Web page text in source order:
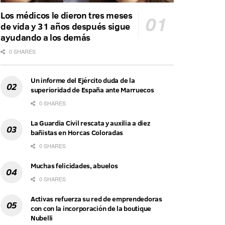
Los médicos le dieron tres meses
de vida y 31 años después sigue
ayudando a los demás
0 SHARES
Un informe del Ejército duda de la
superioridad de España ante Marruecos
0 SHARES
La Guardia Civil rescata y auxilia a diez
bañistas en Horcas Coloradas
0 SHARES
Muchas felicidades, abuelos
0 SHARES
Activas refuerza su red de emprendedoras
con con la incorporación de la boutique
Nubelli